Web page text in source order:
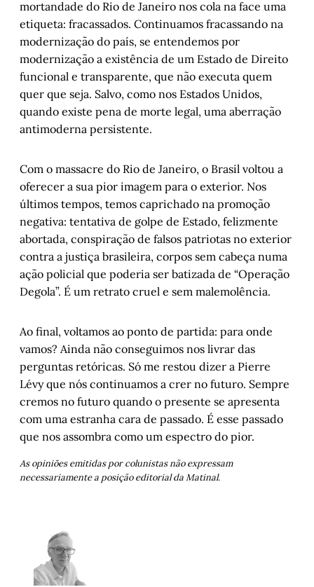
mortandade do Rio de Janeiro nos cola na face uma
etiqueta: fracassados. Continuamos fracassando na
modernização do país, se entendemos por
modernização a existência de um Estado de Direito
funcional e transparente, que não executa quem
quer que seja. Salvo, como nos Estados Unidos,
quando existe pena de morte legal, uma aberração
antimoderna persistente.
Com o massacre do Rio de Janeiro, o Brasil voltou a
oferecer a sua pior imagem para o exterior. Nos
últimos tempos, temos caprichado na promoção
negativa: tentativa de golpe de Estado, felizmente
abortada, conspiração de falsos patriotas no exterior
contra a justiça brasileira, corpos sem cabeça numa
ação policial que poderia ser batizada de “Operação
Degola”. É um retrato cruel e sem malemolência.
Ao final, voltamos ao ponto de partida: para onde
vamos? Ainda não conseguimos nos livrar das
perguntas retóricas. Só me restou dizer a Pierre
Lévy que nós continuamos a crer no futuro. Sempre
cremos no futuro quando o presente se apresenta
com uma estranha cara de passado. É esse passado
que nos assombra como um espectro do pior.
As opiniões emitidas por colunistas não expressam
necessariamente a posição editorial da Matinal.